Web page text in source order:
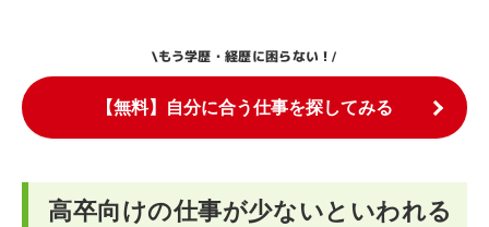
\もう学歴・経歴に困らない！/
【無料】自分に合う仕事を探してみる
高卒向けの仕事が少ないといわれる